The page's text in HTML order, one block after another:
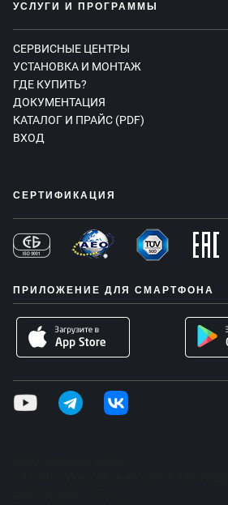
УСЛУГИ И ПРОГРАММЫ
СЕРВИСНЫЕ ЦЕНТРЫ
УСТАНОВКА И МОНТАЖ
ГДЕ КУПИТЬ?
ДОКУМЕНТАЦИЯ
КАТАЛОГ И ПРАЙС (PDF)
ВХОД
СЕРТИФИКАЦИЯ
ПРИЛОЖЕНИЕ ДЛЯ СМАРТФОНА